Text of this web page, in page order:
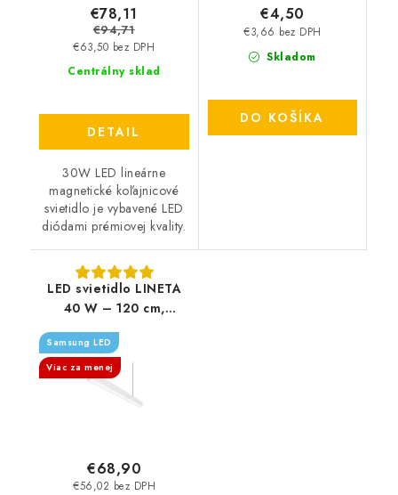
Centrálny sklad
€63,50 bez DPH
€78,11
€94,71
DETAIL
30W LED lineárne
magnetické koľajnicové
svietidlo je vybavené LED
diódami prémiovej kvality.
Skladom
€3,66 bez DPH
€4,50
DO KOŠÍKA
LED svietidlo LINETA
40 W – 120 cm,
Samsung čip (závesné
alebo prisadené)
Samsung LED
Viac za menej
€56,02 bez DPH
€68,90